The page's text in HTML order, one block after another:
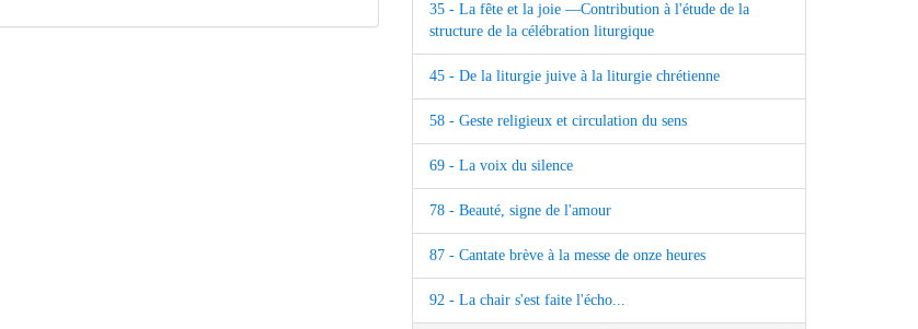
35 - La fête et la joie —Contribution à l'étude de la
structure de la célébration liturgique
45 - De la liturgie juive à la liturgie chrétienne
58 - Geste religieux et circulation du sens
69 - La voix du silence
78 - Beauté, signe de l'amour
87 - Cantate brève à la messe de onze heures
92 - La chair s'est faite l'écho...